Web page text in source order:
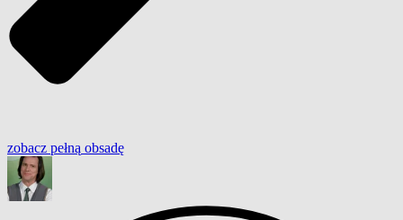
zobacz pełną obsadę